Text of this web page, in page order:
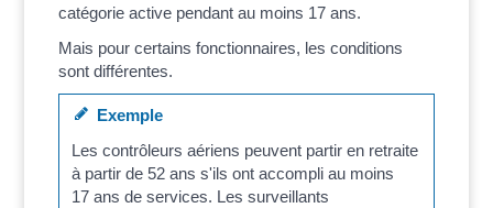
catégorie active pendant au moins 17 ans.
Mais pour certains fonctionnaires, les conditions
sont différentes.
Exemple
Les contrôleurs aériens peuvent partir en retraite
à partir de 52 ans s'ils ont accompli au moins
17 ans de services. Les surveillants